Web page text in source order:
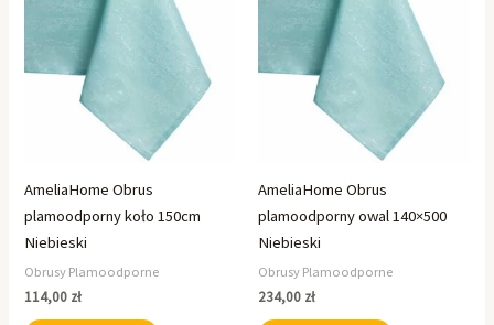
AmeliaHome Obrus
plamoodporny koło 150cm
Niebieski
Obrusy Plamoodporne
114,00 zł
AmeliaHome Obrus
plamoodporny owal 140×500
Niebieski
Obrusy Plamoodporne
234,00 zł